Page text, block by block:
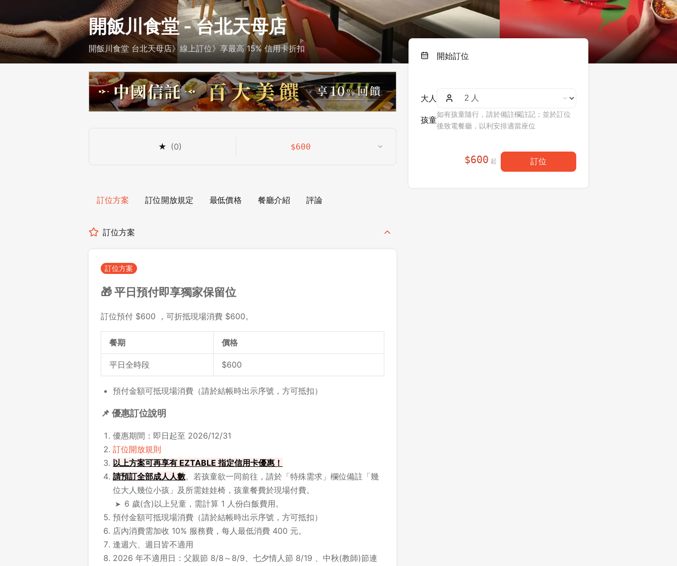
開飯川食堂 - 台北天母店
開飯川食堂 台北天母店》線上訂位》享最高 15% 信用卡折扣
★ (0) $600
訂位方案 訂位開放規定 最低價格 餐廳介紹 評論
訂位方案
訂位方案
🎁 平日預付即享獨家保留位
訂位預付 $600 ，可折抵現場消費 $600。
餐期 價格
平日全時段 $600
預付金額可抵現場消費（請於結帳時出示序號，方可抵扣）
📌 優惠訂位說明
優惠期間：即日起至 2026/12/31
訂位開放規則
以上方案可再享有 EZTABLE 指定信用卡優惠！
請預訂全部成人人數。若孩童欲一同前往，請於「特殊需求」欄位備註「幾
位大人幾位小孩」及所需娃娃椅，孩童餐費於現場付費。
6 歲(含)以上兒童，需計算 1 人份白飯費用。
預付金額可抵現場消費（請於結帳時出示序號，方可抵扣）
店內消費需加收 10% 服務費，每人最低消費 400 元。
逢週六、週日皆不適用
2026 年不適用日：父親節 8/8～8/9、七夕情人節 8/19 、中秋(教師)節連
開始訂位
大人
孩童
如有孩童隨行，請於備註欄註記；並於訂位
後致電餐廳，以利安排適當座位
$600 起 訂位